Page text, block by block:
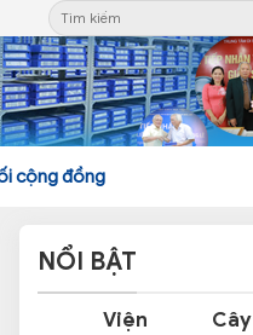
cộng đồng
NỔI BẬT
Viện Cây